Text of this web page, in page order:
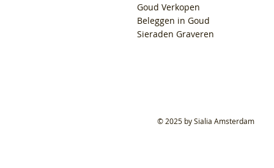
Goud Verkopen
Beleggen in Goud
Sieraden Graveren
© 2025 by Sialia Amsterdam